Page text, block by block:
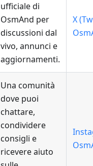
ufficiale di
OsmAnd per
discussioni dal
vivo, annunci e
aggiornamenti.
X
Una comunità
dove puoi
chattare,
condividere
consigli e
ricevere aiuto